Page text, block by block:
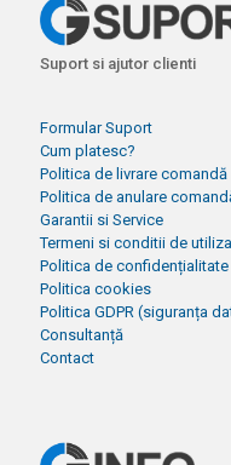
Suport si ajutor clienti
Formular Suport
Cum platesc?
Politica de livrare comandă
Politica de anulare
Garantii si Service
Termeni si conditii de
Politica de confidențialitate
Politica cookies
Politica GDPR (siguranța
Consultanță
Contact